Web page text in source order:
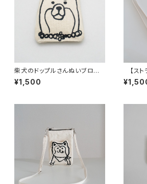
柴犬のドップルさんぬいブロー
チ
¥1,500
【スト
ショル
ー ロン